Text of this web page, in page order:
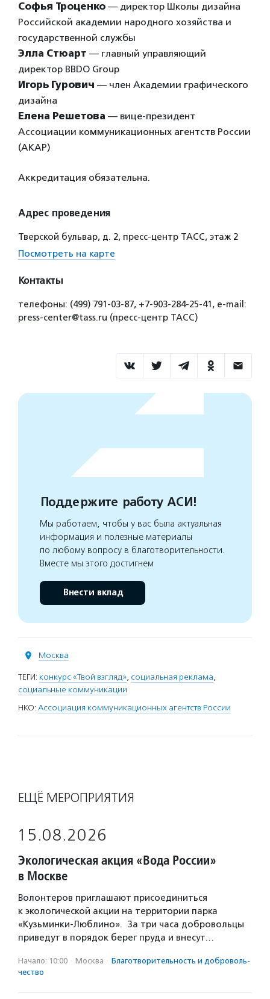
Софья Троценко — директор Школы дизайна
Российской академии народного хозяйства и
государственной службы
Элла Стюарт — главный управляющий
директор BBDO Group
Игорь Гурович — член Академии графического
дизайна
Елена Решетова — вице-президент
Ассоциации коммуникационных агентств России
(АКАР)
Аккредитация обязательна.
Адрес проведения
Тверской бульвар, д. 2, пресс-центр ТАСС, этаж 2
Посмотреть на карте
Контакты
телефоны: (499) 791-03-87, +7-903-284-25-41, e-mail:
press-center@tass.ru (пресс-центр ТАСС)
Поддержите работу АСИ!
Мы работаем, чтобы у вас была актуальная
информация и полезные материалы
по любому вопросу в благотворительности.
Вместе мы этого достигнем
Внести вклад
Москва
ТЕГИ: конкурс «Твой взгляд», социальная реклама,
социальные коммуникации
НКО: Ассоциация коммуникационных агентств России
ЕЩЁ МЕРОПРИЯТИЯ
15.08.2026
Экологическая акция «Вода России»
в Москве
Волонтеров приглашают присоединиться
к экологической акции на территории парка
«Кузьминки-Люблино». За три часа добровольцы
приведут в порядок берег пруда и внесут…
Начало: 10:00 · Москва · Благотвори­тель­ность и доброволь­
чест­во